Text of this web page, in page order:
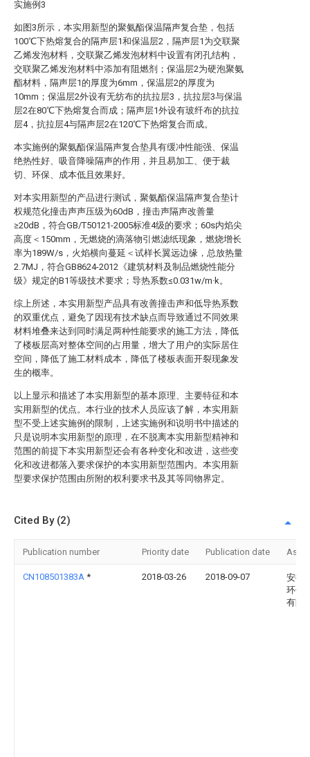
实施例3
如图3所示，本实用新型的聚氨酯保温隔声复合垫，包括
100℃下热熔复合的隔声层1和保温层2，隔声层1为交联聚
乙烯发泡材料，交联聚乙烯发泡材料中设置有闭孔结构，
交联聚乙烯发泡材料中添加有阻燃剂；保温层2为硬泡聚氨
酯材料，隔声层1的厚度为6mm，保温层2的厚度为
10mm；保温层2外设有无纺布的抗拉层3，抗拉层3与保温
层2在80℃下热熔复合而成；隔声层1外设有玻纤布的抗拉
层4，抗拉层4与隔声层2在120℃下热熔复合而成。
本实施例的聚氨酯保温隔声复合垫具有缓冲性能强、保温
绝热性好、吸音降噪隔声的作用，并且易加工、便于裁
切、环保、成本低且效果好。
对本实用新型的产品进行测试，聚氨酯保温隔声复合垫计
权规范化撞击声声压级为60dB，撞击声隔声改善量
≥20dB，符合GB/T50121-2005标准4级的要求；60s内焰尖
高度＜150mm，无燃烧的滴落物引燃滤纸现象，燃烧增长
率为189W/s，火焰横向蔓延＜试样长翼远边缘，总放热量
2.7MJ，符合GB8624-2012《建筑材料及制品燃烧性能分
级》规定的B1等级技术要求；导热系数≤0.031w/m·k。
综上所述，本实用新型产品具有改善撞击声和低导热系数
的双重优点，避免了因现有技术缺点而导致通过不同效果
材料堆叠来达到同时满足两种性能要求的施工方法，降低
了楼板层高对整体空间的占用量，增大了用户的实际居住
空间，降低了施工材料成本，降低了楼板表面开裂现象发
生的概率。
以上显示和描述了本实用新型的基本原理、主要特征和本
实用新型的优点。本行业的技术人员应该了解，本实用新
型不受上述实施例的限制，上述实施例和说明书中描述的
只是说明本实用新型的原理，在不脱离本实用新型精神和
范围的前提下本实用新型还会有各种变化和改进，这些变
化和改进都落入要求保护的本实用新型范围内。本实用新
型要求保护范围由所附的权利要求书及其等同物界定。
Cited By (2)
Publication number Priority date Publication date
CN108501383A * 2018-03-26 2018-09-07
安徽
环保
有限